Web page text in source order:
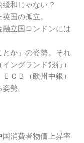
和じゃない？
国の孤立。
立国ロンドンには
とか」の姿勢。それ
ングランド銀行）
ＣＢ（欧州中銀）
勢。
消費者物価上昇率